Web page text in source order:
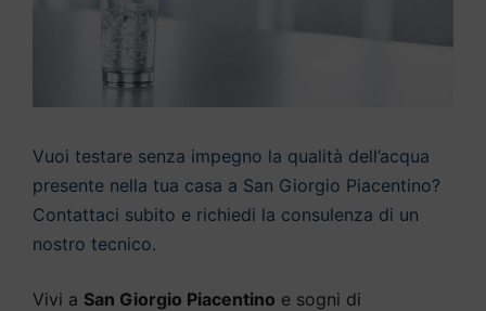
Vuoi testare senza impegno la qualità dell’acqua
presente nella tua casa a San Giorgio Piacentino?
Contattaci subito e richiedi la consulenza di un
nostro tecnico.
Vivi a San Giorgio Piacentino e sogni di